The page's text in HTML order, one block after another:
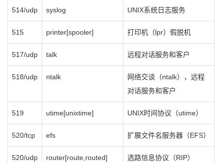
514/udp syslog UNIX系统日志服务
515 printer[spooler] 打印机（lpr）假脱机
517/udp talk 远程对话服务和客户
518/udp ntalk
网络交谈（ntalk），远程
对话服务和客户
519 utime[unixtime] UNIX时间协议（utime）
520/tcp efs 扩展文件名服务器（EFS）
520/udp router[route,routed] 选路信息协议（RIP）